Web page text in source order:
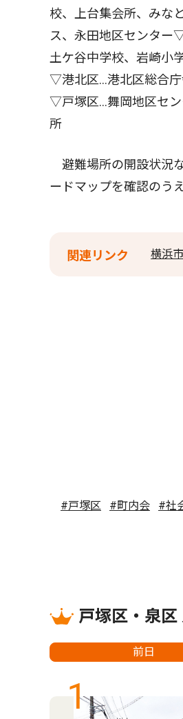
校、上台集会所、みな
ス、永田地区センタ
土ケ谷中学校、岩崎
▽港北区…港北区総合
▽戸塚区…舞岡地区セ
所
避難場所の開設状況
ードマップを確認のう
関連リンク 横浜
#戸塚区 #町内会 #社
戸塚区・泉
前日
1